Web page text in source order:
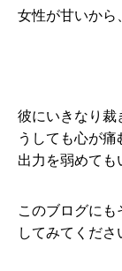
女性が甘いから
彼にいきなり裁
うしても心が
出力を弱めても
このブログに
してみてくださ